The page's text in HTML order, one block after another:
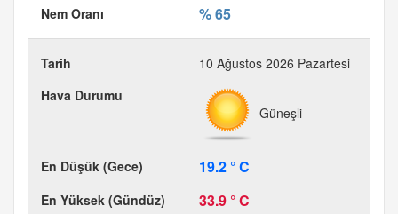
% 65
10 Ağustos 2026 Pazartesi
Güneşli
19.2 ° C
33.9 ° C